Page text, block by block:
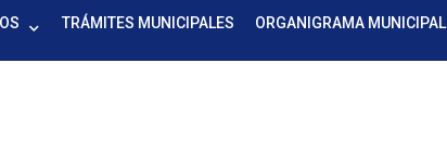
TRÁMITES MUNICIPALES ORGANIGRAMA MUNICIPAL